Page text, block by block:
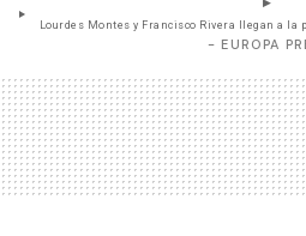
Lourdes Montes y Francisco Rivera llegan a la
- EUROPA